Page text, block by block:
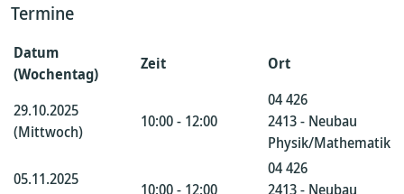
Termine
Datum
(Wochentag)
Zeit Ort
29.10.2025
(Mittwoch)
10:00 - 12:00
04 426
2413 - Neubau
Physik/Mathematik
05.11.2025
10:00 - 12:00
04 426
2413 - Neubau